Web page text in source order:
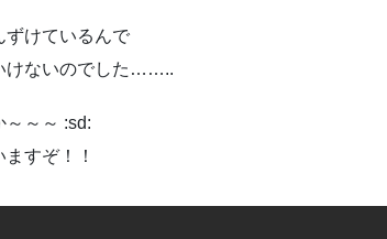
ずけているんで
けないのでした……..
～～～ :sd:
すぞ！！